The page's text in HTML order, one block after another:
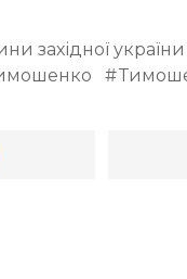
західної україни